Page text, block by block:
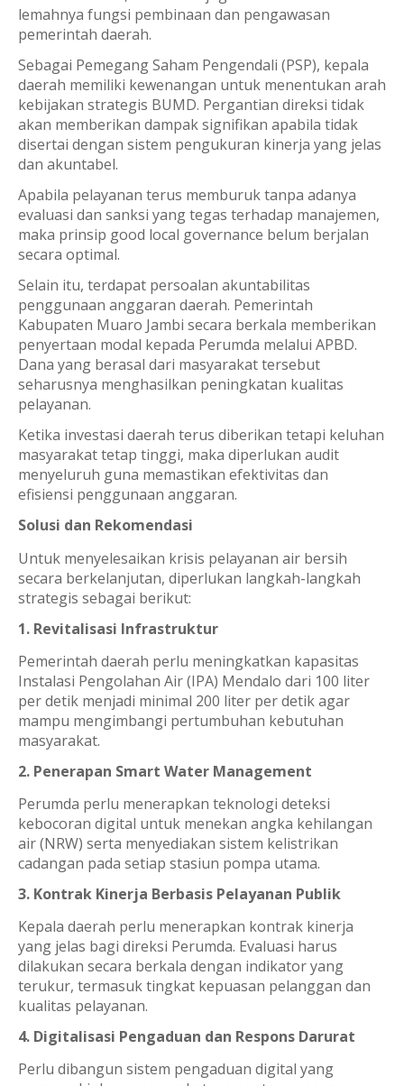
lemahnya fungsi pembinaan dan pengawasan
pemerintah daerah.
Sebagai Pemegang Saham Pengendali (PSP), kepala
daerah memiliki kewenangan untuk menentukan arah
kebijakan strategis BUMD. Pergantian direksi tidak
akan memberikan dampak signifikan apabila tidak
disertai dengan sistem pengukuran kinerja yang jelas
dan akuntabel.
Apabila pelayanan terus memburuk tanpa adanya
evaluasi dan sanksi yang tegas terhadap manajemen,
maka prinsip good local governance belum berjalan
secara optimal.
Selain itu, terdapat persoalan akuntabilitas
penggunaan anggaran daerah. Pemerintah
Kabupaten Muaro Jambi secara berkala memberikan
penyertaan modal kepada Perumda melalui APBD.
Dana yang berasal dari masyarakat tersebut
seharusnya menghasilkan peningkatan kualitas
pelayanan.
Ketika investasi daerah terus diberikan tetapi keluhan
masyarakat tetap tinggi, maka diperlukan audit
menyeluruh guna memastikan efektivitas dan
efisiensi penggunaan anggaran.
Solusi dan Rekomendasi
Untuk menyelesaikan krisis pelayanan air bersih
secara berkelanjutan, diperlukan langkah-langkah
strategis sebagai berikut:
1. Revitalisasi Infrastruktur
Pemerintah daerah perlu meningkatkan kapasitas
Instalasi Pengolahan Air (IPA) Mendalo dari 100 liter
per detik menjadi minimal 200 liter per detik agar
mampu mengimbangi pertumbuhan kebutuhan
masyarakat.
2. Penerapan Smart Water Management
Perumda perlu menerapkan teknologi deteksi
kebocoran digital untuk menekan angka kehilangan
air (NRW) serta menyediakan sistem kelistrikan
cadangan pada setiap stasiun pompa utama.
3. Kontrak Kinerja Berbasis Pelayanan Publik
Kepala daerah perlu menerapkan kontrak kinerja
yang jelas bagi direksi Perumda. Evaluasi harus
dilakukan secara berkala dengan indikator yang
terukur, termasuk tingkat kepuasan pelanggan dan
kualitas pelayanan.
4. Digitalisasi Pengaduan dan Respons Darurat
Perlu dibangun sistem pengaduan digital yang